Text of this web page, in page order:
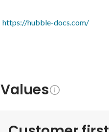
https://hubble-docs.com/
Values